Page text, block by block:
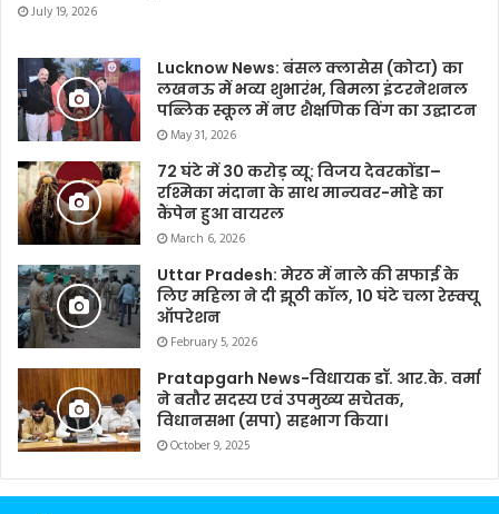
July 19, 2026
Lucknow News: बंसल क्लासेस (कोटा) का
लखनऊ में भव्य शुभारंभ, बिमला इंटरनेशनल
पब्लिक स्कूल में नए शैक्षणिक विंग का उद्घाटन
May 31, 2026
72 घंटे में 30 करोड़ व्यू: विजय देवरकोंडा–
रश्मिका मंदाना के साथ मान्यवर-मोहे का
कैंपेन हुआ वायरल
March 6, 2026
Uttar Pradesh: मेरठ में नाले की सफाई के
लिए महिला ने दी झूठी कॉल, 10 घंटे चला रेस्क्यू
ऑपरेशन
February 5, 2026
Pratapgarh News-विधायक डॉ. आर.के. वर्मा
ने बतौर सदस्य एवं उपमुख्य सचेतक,
विधानसभा (सपा) सहभाग किया।
October 9, 2025